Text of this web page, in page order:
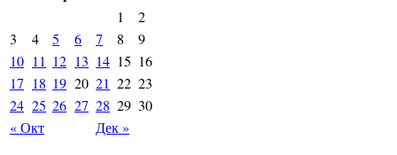
« Окт Дек »
1
2
3
4 5 6 7 8
9
10 11 12 13 14 15 16
17 18 19 20 21 22 23
24 25 26 27 28 29 30